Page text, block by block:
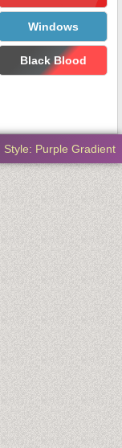
Windows
Black Blood
Style: Purple Gradient